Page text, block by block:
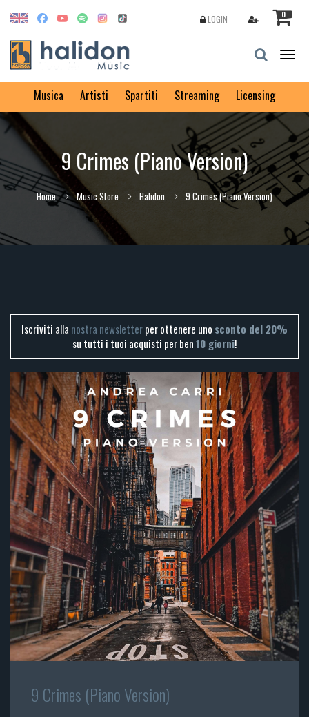
0
LOGIN
Musica Artisti Spartiti Streaming Licensing
9 Crimes (Piano Version)
Home Music Store Halidon 9 Crimes (Piano Version)
Iscriviti alla nostra newsletterper ottenere uno sconto del 20%
su tutti i tuoi acquisti per ben10 giorni!
9 Crimes (Piano Version)